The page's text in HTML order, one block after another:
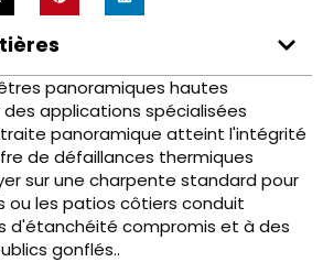
panoramiques hautes
applications spécialisées
panoramique atteint l'intégrité
de défaillances thermiques
sur une charpente standard pour
ou les patios côtiers conduit
d'étanchéité compromis et à des
gonflés..